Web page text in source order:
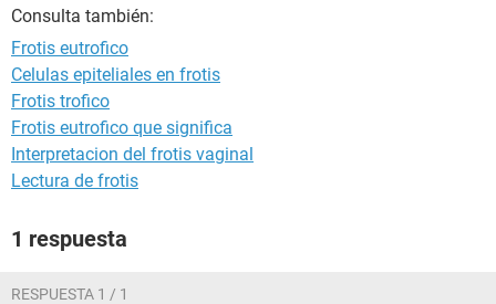
Consulta también:
Frotis eutrofico
Celulas epiteliales en frotis
Frotis trofico
Frotis eutrofico que significa
Interpretacion del frotis vaginal
Lectura de frotis
1 respuesta
RESPUESTA 1 / 1